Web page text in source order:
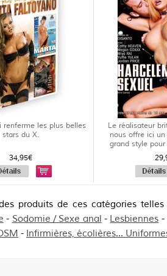
renferme les plus belles
stars du X.
34,95€
Le réalisateur
nous offre ici
grand style
produits de ces catégories telles
- Sodomie / Sexe anal - Lesbiennes -
- Infirmières, écolières...